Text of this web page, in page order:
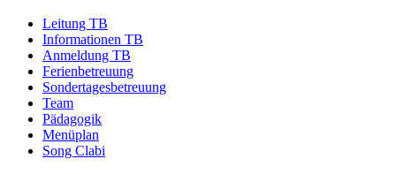
Leitung TB
Informationen TB
Anmeldung TB
Ferienbetreuung
Sondertagesbetreuung
Team
Pädagogik
Menüplan
Song Clabi